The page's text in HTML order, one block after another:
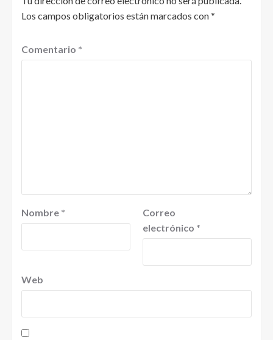
Los campos obligatorios están marcados con*
Comentario *
Nombre *
Correo
electrónico *
Web